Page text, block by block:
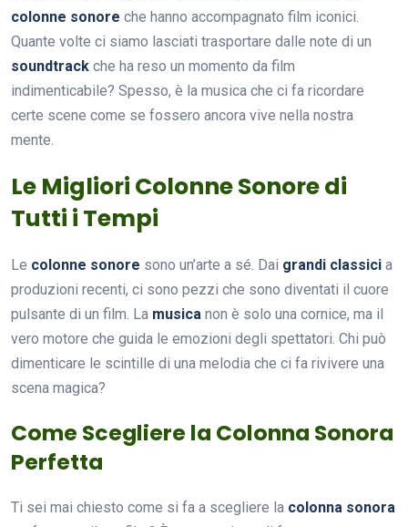
colonne sonore che hanno accompagnato film iconici.
Quante volte ci siamo lasciati trasportare dalle note di un
soundtrack che ha reso un momento da film
indimenticabile? Spesso, è la musica che ci fa ricordare
certe scene come se fossero ancora vive nella nostra
mente.
Le Migliori Colonne Sonore di
Tutti i Tempi
Le colonne sonore sono un’arte a sé. Dai grandi classici a
produzioni recenti, ci sono pezzi che sono diventati il cuore
pulsante di un film. La musica non è solo una cornice, ma il
vero motore che guida le emozioni degli spettatori. Chi può
dimenticare le scintille di una melodia che ci fa rivivere una
scena magica?
Come Scegliere la Colonna Sonora
Perfetta
Ti sei mai chiesto come si fa a scegliere la colonna sonora